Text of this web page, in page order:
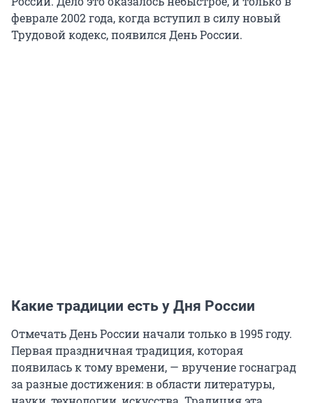
феврале 2002 года, когда вступил в силу новый
Трудовой кодекс, появился День России.
Какие традиции есть у Дня России
Отмечать День России начали только в 1995 году.
Первая праздничная традиция, которая
появилась к тому времени, — вручение госнаград
за разные достижения: в области литературы,